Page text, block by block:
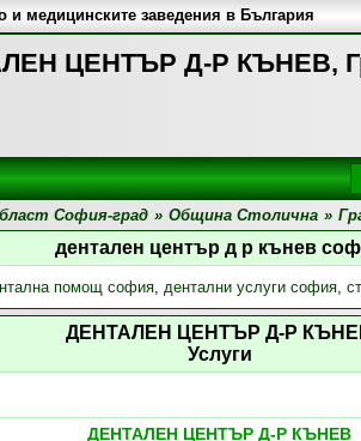
ЦЕНТЪР Д-Р КЪНЕВ,
и медицинските заведения в България
София-град » Община Столична »
дентален център д р кънев
помощ софия, дентални услуги софия,
ДЕНТАЛЕН ЦЕНТЪР Д-Р
Услуги
ДЕНТАЛЕН ЦЕНТЪР Д-Р КЪНЕВ